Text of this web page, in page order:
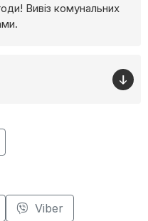
Вивіз комунальних
Viber